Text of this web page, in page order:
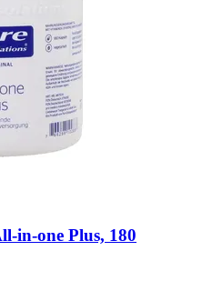
​in-​one Plus, 180